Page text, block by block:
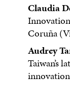
Claudia
Coruña
Audrey
Taiwan’s